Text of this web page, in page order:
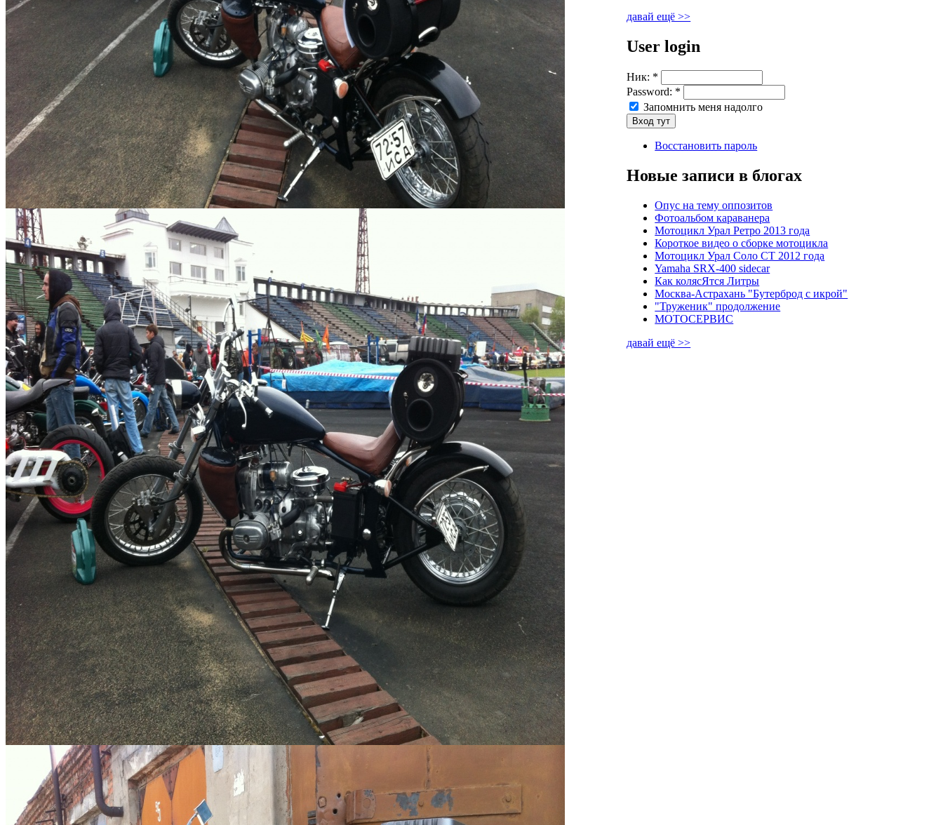
давай ещё >>
User login
Ник: *
Password: *
Запомнить меня надолго
Восстановить пароль
Новые записи в блогах
Опус на тему оппозитов
Фотоальбом караванера
Мотоцикл Урал Ретро 2013 года
Короткое видео о сборке мотоцикла
Мотоцикл Урал Соло СТ 2012 года
Yamaha SRX-400 sidecar
Как колясЯтся Литры
Москва-Астрахань "Бутерброд с икрой"
"Труженик" продолжение
МОТОСЕРВИС
давай ещё >>